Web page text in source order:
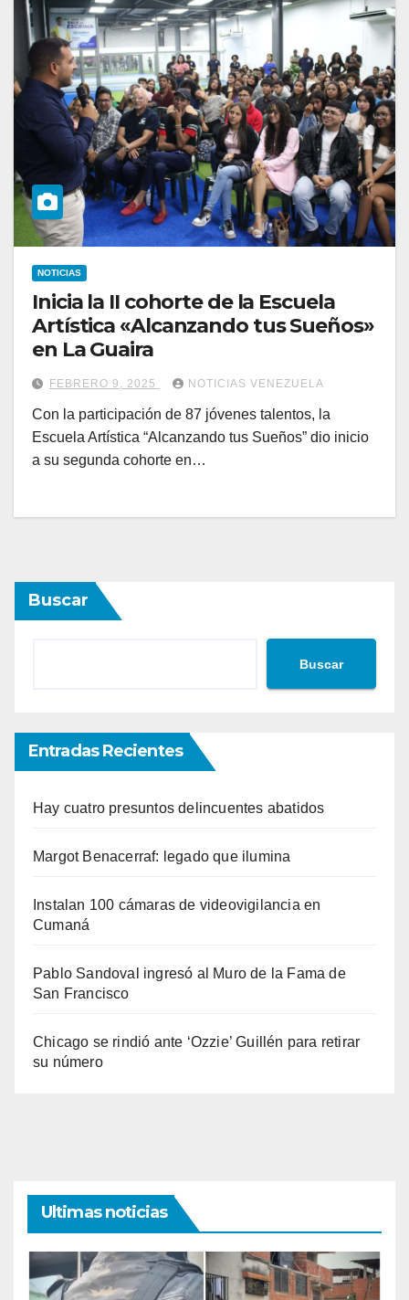
NOTICIAS
Inicia la II cohorte de la Escuela
Artística «Alcanzando tus Sueños»
en La Guaira
FEBRERO 9, 2025 NOTICIAS VENEZUELA
Con la participación de 87 jóvenes talentos, la
Escuela Artística “Alcanzando tus Sueños” dio inicio
a su segunda cohorte en…
Buscar
Buscar
Entradas Recientes
Hay cuatro presuntos delincuentes abatidos
Margot Benacerraf: legado que ilumina
Instalan 100 cámaras de videovigilancia en
Cumaná
Pablo Sandoval ingresó al Muro de la Fama de
San Francisco
Chicago se rindió ante ‘Ozzie’ Guillén para retirar
su número
Ultimas noticias